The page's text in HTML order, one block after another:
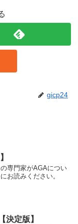
gicp24
専門家がAGAについ
お読みください。
決定版】